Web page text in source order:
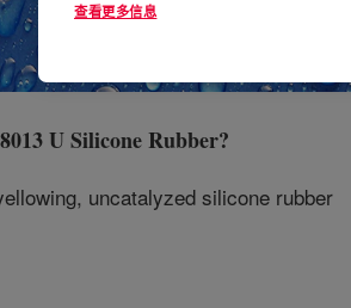
U Silicone Rubber?
uncatalyzed silicone rubber
查看更多信息